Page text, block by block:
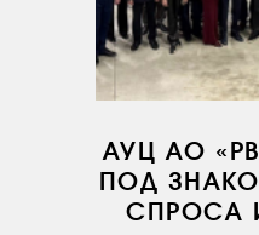
АУЦ АО
ПОД
СПРОСА